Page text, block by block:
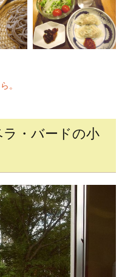
。
・バードの小